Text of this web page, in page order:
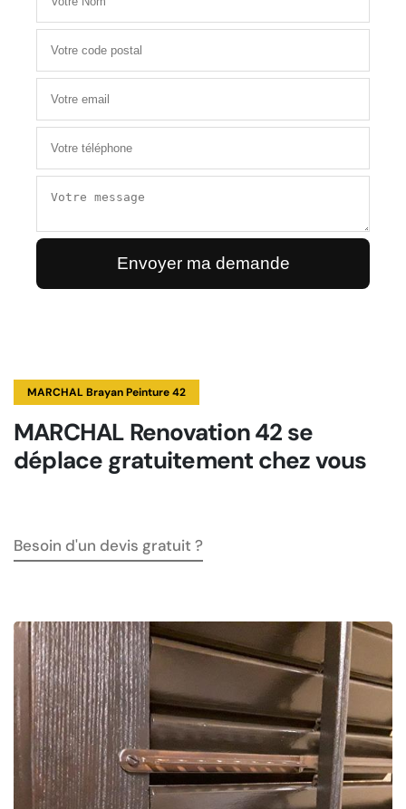
MARCHAL Brayan Peinture 42
MARCHAL Renovation 42 se
déplace gratuitement chez vous
Besoin d'un devis gratuit ?